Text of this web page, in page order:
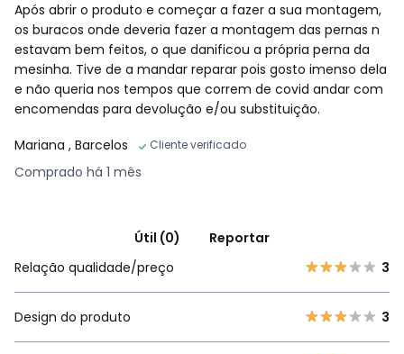
Após abrir o produto e começar a fazer a sua montagem,
os buracos onde deveria fazer a montagem das pernas n
estavam bem feitos, o que danificou a própria perna da
mesinha. Tive de a mandar reparar pois gosto imenso dela
e não queria nos tempos que correm de covid andar com
encomendas para devolução e/ou substituição.
Mariana , Barcelos Cliente verificado
Comprado há 1 mês
Útil (0)
Reportar
Relação qualidade/preço
3
Design do produto 3